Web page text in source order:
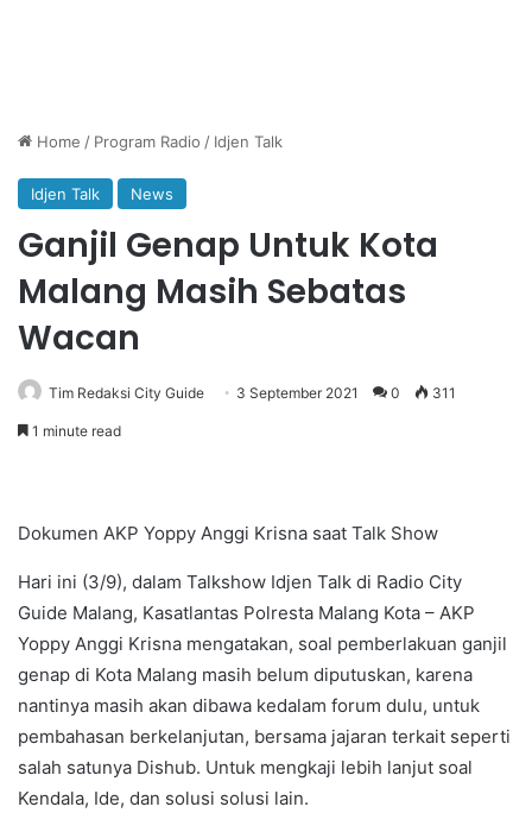
Home / Program Radio / Idjen Talk
Idjen Talk News
Ganjil Genap Untuk Kota
Malang Masih Sebatas
Wacan
Tim Redaksi City Guide 3 September 2021 0 311
1 minute read
Dokumen AKP Yoppy Anggi Krisna saat Talk Show
Hari ini (3/9), dalam Talkshow Idjen Talk di Radio City
Guide Malang, Kasatlantas Polresta Malang Kota – AKP
Yoppy Anggi Krisna mengatakan, soal pemberlakuan ganjil
genap di Kota Malang masih belum diputuskan, karena
nantinya masih akan dibawa kedalam forum dulu, untuk
pembahasan berkelanjutan, bersama jajaran terkait seperti
salah satunya Dishub. Untuk mengkaji lebih lanjut soal
Kendala, Ide, dan solusi solusi lain.